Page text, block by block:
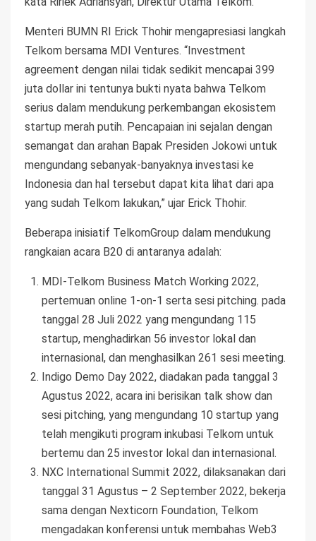
Menteri BUMN RI Erick Thohir mengapresiasi langkah
Telkom bersama MDI Ventures. “Investment
agreement dengan nilai tidak sedikit mencapai 399
juta dollar ini tentunya bukti nyata bahwa Telkom
serius dalam mendukung perkembangan ekosistem
startup merah putih. Pencapaian ini sejalan dengan
semangat dan arahan Bapak Presiden Jokowi untuk
mengundang sebanyak-banyaknya investasi ke
Indonesia dan hal tersebut dapat kita lihat dari apa
yang sudah Telkom lakukan,” ujar Erick Thohir.
Beberapa inisiatif TelkomGroup dalam mendukung
rangkaian acara B20 di antaranya adalah:
MDI-Telkom Business Match Working 2022,
pertemuan online 1-on-1 serta sesi pitching. pada
tanggal 28 Juli 2022 yang mengundang 115
startup, menghadirkan 56 investor lokal dan
internasional, dan menghasilkan 261 sesi meeting.
Indigo Demo Day 2022, diadakan pada tanggal 3
Agustus 2022, acara ini berisikan talk show dan
sesi pitching, yang mengundang 10 startup yang
telah mengikuti program inkubasi Telkom untuk
bertemu dan 25 investor lokal dan internasional.
NXC International Summit 2022, dilaksanakan dari
tanggal 31 Agustus – 2 September 2022, bekerja
sama dengan Nexticorn Foundation, Telkom
mengadakan konferensi untuk membahas Web3